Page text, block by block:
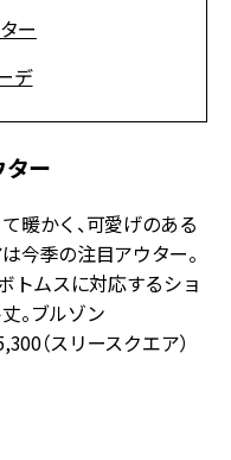
ー
デ
ー
暖かく、可愛げのある
今季の注目アウター。
トムスに対応するショ
。ブルゾン
（スリースクエア）